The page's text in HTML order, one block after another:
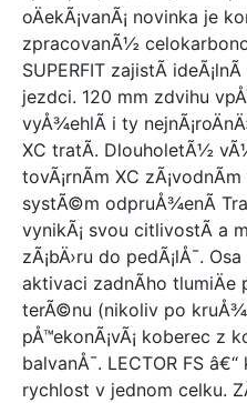
oÄekÃ¡vanÃ¡ novinka je
zpracovanÃ½
SUPERFIT zajistÃ­
jezdci. 120 mm zdvihu
vyÅ¾ehlÃ­ i ty
XC tratÃ­. DlouholetÃ½
tovÃ¡rnÃ­m XC
systÃ©m odpruÅ¾enÃ­
vynikÃ¡ svou citlivostÃ­ a
zÃ¡bÄ›ru do pedÃ¡lÅ¯.
aktivaci zadnÃ­ho tlumiÄe
terÃ©nu (nikoliv po
pÅ™ekonÃ¡vÃ¡ koberec z
balvanÅ¯. LECTOR FS
rychlost v jednom celku.